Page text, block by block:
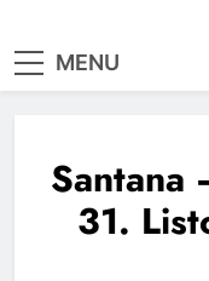
MENU
Santana
31.